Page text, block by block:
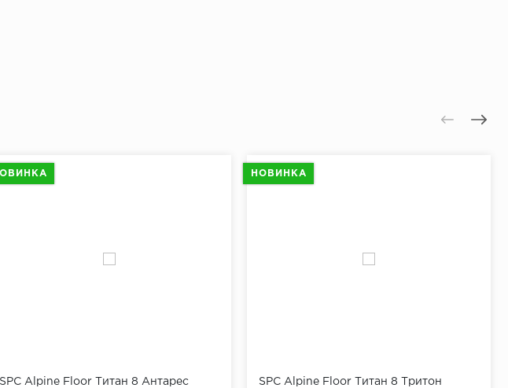
SPC Alpine Floor Титан 8 Антарес
НОВИНКА
SPC Alpine Floor Титан 8 Тритон